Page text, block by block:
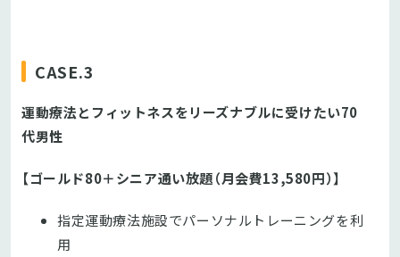
CASE.3
運動療法とフィットネスをリーズナブルに受けたい70
代男性
【ゴールド80＋シニア通い放題（月会費13,580円）】
指定運動療法施設でパーソナルトレーニングを利
用